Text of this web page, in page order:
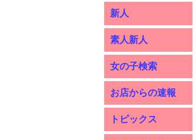
新人
素人新人
女の子検索
お店からの速報
トピックス